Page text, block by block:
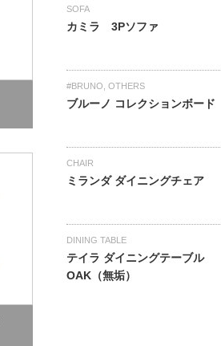
SOFA
カミラ 3Pソファ
#BRUNO OTHERS
ブルーノ コレクションボード
CHAIR
ミランダ ダイニングチェア
DINING TABLE
テイラ ダイニングテーブル
OAK（無垢）